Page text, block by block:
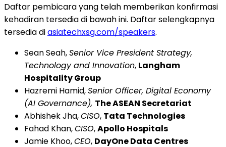
Daftar pembicara yang telah memberikan konfirmasi
kehadiran tersedia di bawah ini. Daftar selengkapnya
tersedia diasiatechxsg.com/speakers.
Sean Seah,Senior Vice President Strategy,
Technology and Innovation, Langham
Hospitality Group
Hazremi Hamid,Senior Officer, Digital Economy
(AI Governance), The ASEAN Secretariat
Abhishek Jha,CISO, Tata Technologies
Fahad Khan,CISO,Apollo Hospitals
Jamie Khoo,CEO, DayOne Data Centres